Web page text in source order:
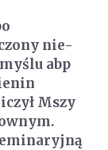
nie-
abp
Mszy